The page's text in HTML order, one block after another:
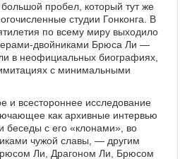
большой пробел, который тут же
студии Гонконга. В
по всему миру выходило
двойниками Брюса Ли —
в неофициальных биографиях,
с минимальными
и всестороннее исследование
как архивные интервью
беседы с его «клонами», во
чужой славы, — другим
Ли, Драгоном Ли, Брюсом